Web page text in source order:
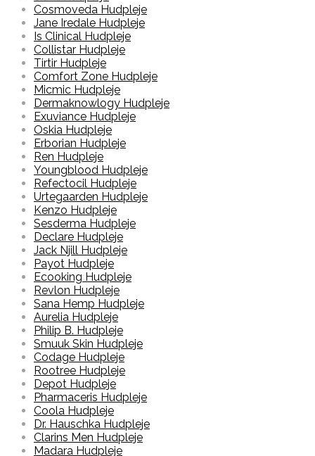
Cosmoveda Hudpleje
Jane Iredale Hudpleje
Is Clinical Hudpleje
Collistar Hudpleje
Tirtir Hudpleje
Comfort Zone Hudpleje
Micmic Hudpleje
Dermaknowlogy Hudpleje
Exuviance Hudpleje
Oskia Hudpleje
Erborian Hudpleje
Ren Hudpleje
Youngblood Hudpleje
Refectocil Hudpleje
Urtegaarden Hudpleje
Kenzo Hudpleje
Sesderma Hudpleje
Declare Hudpleje
Jack Njill Hudpleje
Payot Hudpleje
Ecooking Hudpleje
Revlon Hudpleje
Sana Hemp Hudpleje
Aurelia Hudpleje
Philip B. Hudpleje
Smuuk Skin Hudpleje
Codage Hudpleje
Rootree Hudpleje
Depot Hudpleje
Pharmaceris Hudpleje
Coola Hudpleje
Dr. Hauschka Hudpleje
Clarins Men Hudpleje
Madara Hudpleje